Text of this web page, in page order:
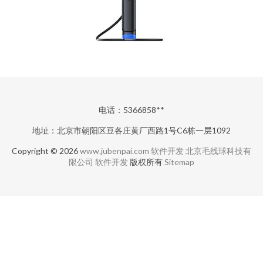
电话：5366858**
地址：北京市朝阳区豆各庄黄厂西路1号C6栋一层1092
Copyright © 2026www.jubenpai.com 软件开发北京毛线球科技有
限公司 软件开发 版权所有Sitemap